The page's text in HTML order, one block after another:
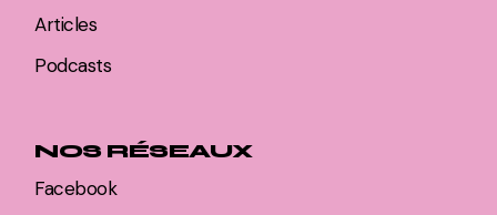
Articles
Podcasts
NOS RÉSEAUX
Facebook